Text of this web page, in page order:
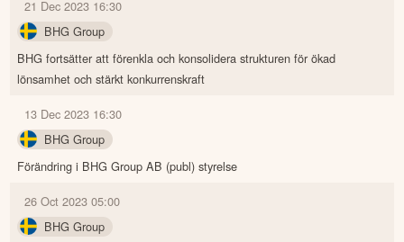
21 Dec 2023 16:30
BHG Group
BHG fortsätter att förenkla och konsolidera strukturen för ökad
lönsamhet och stärkt konkurrenskraft
13 Dec 2023 16:30
BHG Group
Förändring i BHG Group AB (publ) styrelse
26 Oct 2023 05:00
BHG Group